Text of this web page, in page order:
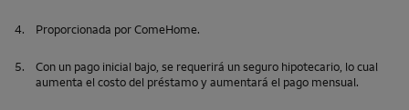
4. Proporcionada porComeHome.
5.
Con un pago inicial bajo, se requerirá un seguro hipotecario, lo cual
aumenta el costo del préstamo y aumentará el pago mensual.